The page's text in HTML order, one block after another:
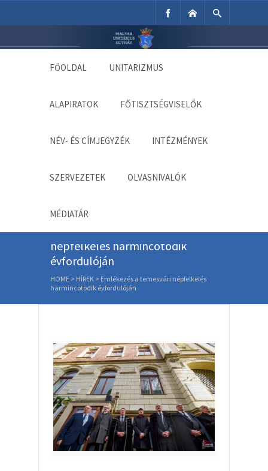
Unitárius Egyház
Weboldala
FŐOLDAL UNITARIZMUS
ALAPIRATOK FŐTISZTSÉGVISELŐK
NÉV- ÉS CÍMJEGYZÉK INTÉZMÉNYEK
SZERVEZETEK OLVASNIVALÓK
MÉDIATÁR
Emlékezés a temesvári
népfelkelés harmincötödik
évfordulóján
HOME > HÍREK > Emlékezés a temesvári népfelkelés
harmincötödik évfordulóján